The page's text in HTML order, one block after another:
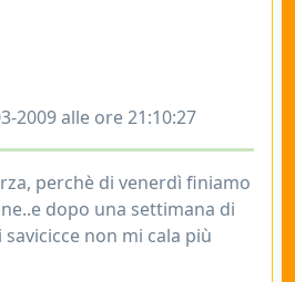
2009 alle ore 21:10:27
perchè di venerdì finiamo
dopo una settimana di
non mi cala più